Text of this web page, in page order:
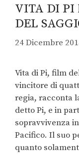
VITA DI PI
DEL
24 Dicembre
Vita di Pi, film
vincitore di
regia, racconta
detto Pi, e in
sopravvivenza
Pacifico. Il suo
quanto